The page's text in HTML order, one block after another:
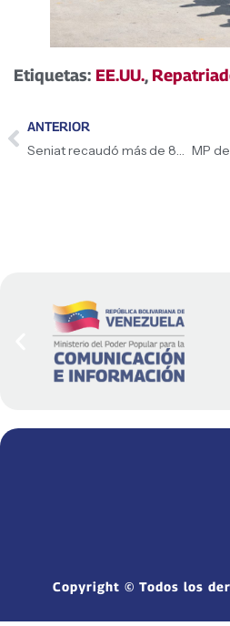
Etiquetas: EE.UU.,
ANTERIOR
Seniat recaudó más de 80 millardos en junio
Copyright © Todos los